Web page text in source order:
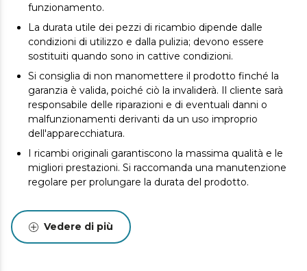
funzionamento.
La durata utile dei pezzi di ricambio dipende dalle
condizioni di utilizzo e dalla pulizia; devono essere
sostituiti quando sono in cattive condizioni.
Si consiglia di non manomettere il prodotto finché la
garanzia è valida, poiché ciò la invaliderà. Il cliente sarà
responsabile delle riparazioni e di eventuali danni o
malfunzionamenti derivanti da un uso improprio
dell'apparecchiatura.
I ricambi originali garantiscono la massima qualità e le
migliori prestazioni. Si raccomanda una manutenzione
regolare per prolungare la durata del prodotto.
Vedere di più